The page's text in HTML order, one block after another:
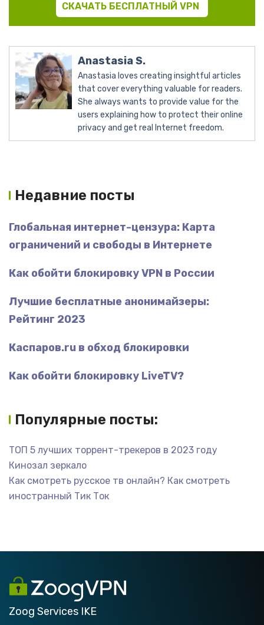
СКАЧАТЬ БЕСПЛАТНЫЙ VPN
Anastasia S.
Anastasia loves creating insightful articles
that cover everything valuable for readers.
She always wants to provide value for the
users explaining how to protect their online
privacy and get real Internet freedom.
Недавние посты
Глобальная интернет-цензура: Карта
ограничений и свободы в Интернете
Как обойти блокировку VPN в России
Лучшие бесплатные анонимайзеры:
Рейтинг 2023
Каспаров.ru в обход блокировки
Как обойти блокировку LiveTV?
Популярные посты:
ТОП 5 лучших торрент-трекеров в 2023 году
Кинозал зеркало
Как смотреть русское тв онлайн? Как смотреть
иностранный Тик Ток
Zoog Services IKE